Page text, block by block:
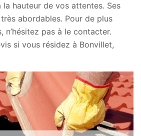
hauteur de vos attentes. Ses
abordables. Pour de plus
n’hésitez pas à le contacter.
si vous résidez à Bonvillet,